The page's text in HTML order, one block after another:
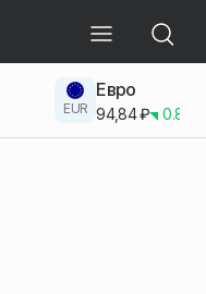
EUR
Евро
94,84₽ 0.83